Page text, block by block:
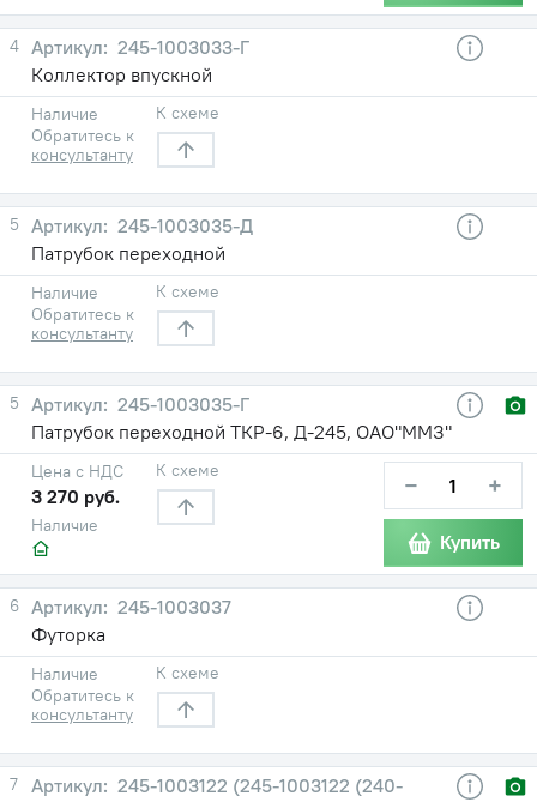
4
245-1003033-Г
Коллектор впускной
Наличие
Обратитесь к
консультанту
К схеме
5
245-1003035-Д
Патрубок переходной
Наличие
Обратитесь к
консультанту
К схеме
5
245-1003035-Г
Патрубок переходной ТКР-6, Д-245, ОАО"ММЗ"
Наличие
Цена с НДС
3 270 руб.
К схеме − +
Купить
6
245-1003037
Футорка
Наличие
Обратитесь к
консультанту
К схеме
7
245-1003122 (245-1003122 (240-